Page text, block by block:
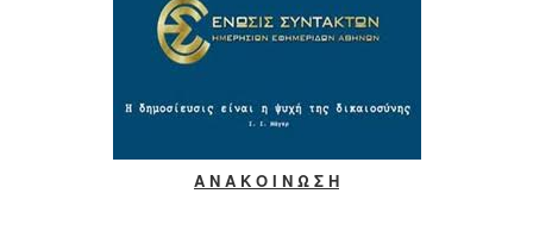
Α Ν Α Κ Ο Ι Ν Ω Σ Η